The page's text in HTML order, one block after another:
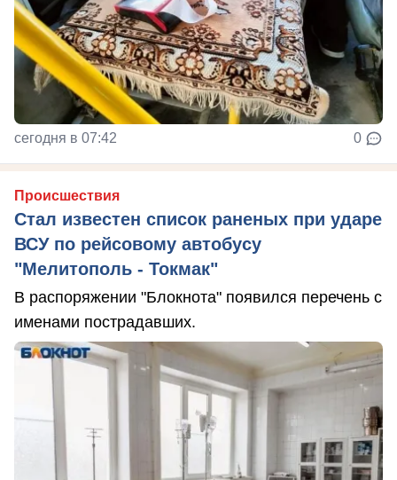
сегодня в 07:42 0
Происшествия
Стал известен список раненых при ударе
ВСУ по рейсовому автобусу
"Мелитополь - Токмак"
В распоряжении "Блокнота" появился перечень с
именами пострадавших.